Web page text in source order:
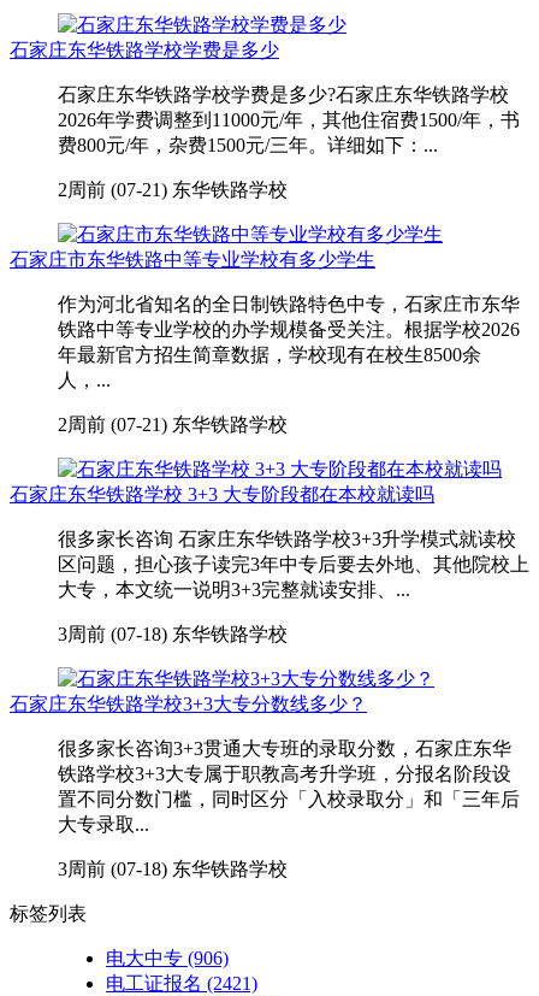
石家庄东华铁路学校学费是多少
石家庄东华铁路学校学费是多少?石家庄东华铁路学校
2026年学费调整到11000元/年，其他住宿费1500/年，书
费800元/年，杂费1500元/三年。详细如下：...
2周前 (07-21) 东华铁路学校
石家庄市东华铁路中等专业学校有多少学生
作为河北省知名的全日制铁路特色中专，石家庄市东华
铁路中等专业学校的办学规模备受关注。根据学校2026
年最新官方招生简章数据，学校现有在校生8500余
人，...
2周前 (07-21) 东华铁路学校
石家庄东华铁路学校 3+3 大专阶段都在本校就读吗
很多家长咨询 石家庄东华铁路学校3+3升学模式就读校
区问题，担心孩子读完3年中专后要去外地、其他院校上
大专，本文统一说明3+3完整就读安排、...
3周前 (07-18) 东华铁路学校
石家庄东华铁路学校3+3大专分数线多少？
很多家长咨询3+3贯通大专班的录取分数，石家庄东华
铁路学校3+3大专属于职教高考升学班，分报名阶段设
置不同分数门槛，同时区分「入校录取分」和「三年后
大专录取...
3周前 (07-18) 东华铁路学校
标签列表
电大中专 (906)
电工证报名 (2421)